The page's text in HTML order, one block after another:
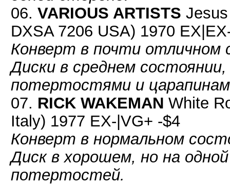
06. VARIOUS ARTISTS
DXSA 7206 USA) 1970
Конверт в почти отличном
Диски в среднем
потертостями и
07. RICK WAKEMAN White
Italy) 1977 EX-|VG+ -$4
Конверт в нормальном
Диск в хорошем, но на
потертостей.